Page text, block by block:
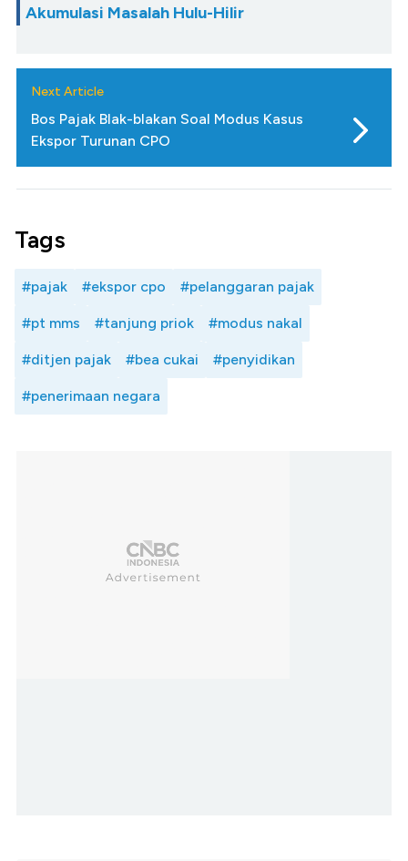
Akumulasi Masalah Hulu-Hilir
Next Article
Bos Pajak Blak-blakan Soal Modus Kasus
Ekspor Turunan CPO
Tags
#pajak #ekspor cpo #pelanggaran pajak
#pt mms #tanjung priok #modus nakal
#ditjen pajak #bea cukai #penyidikan
#penerimaan negara